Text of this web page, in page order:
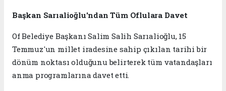
Başkan Sarıalioğlu'ndan Tüm Oflulara Davet
Of Belediye Başkanı Salim Salih Sarıalioğlu, 15
Temmuz'un millet iradesine sahip çıkılan tarihi bir
dönüm noktası olduğunu belirterek tüm vatandaşları
anma programlarına davet etti.